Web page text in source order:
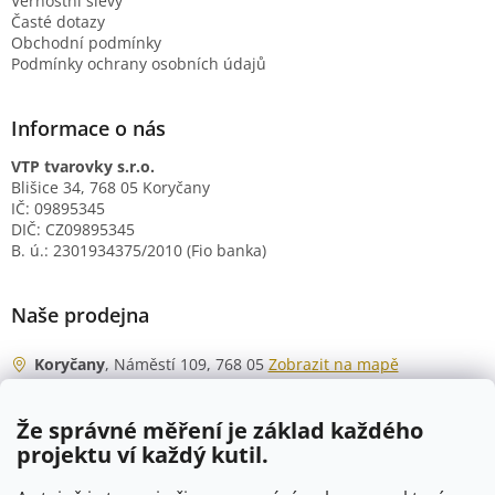
Že správné měření je základ každého
projektu ví každý kutil.
Časté dotazy
Obchodní podmínky
Podmínky ochrany osobních údajů
Informace o nás
VTP tvarovky s.r.o.
Blišice 34, 768 05 Koryčany
IČ: 09895345
DIČ: CZ09895345
B. ú.: 2301934375/2010 (Fio banka)
Naše prodejna
Koryčany, Náměstí 109, 768 05Zobrazit na mapě
Po - Čt
06:00 - 07:00
07:30 - 15:30